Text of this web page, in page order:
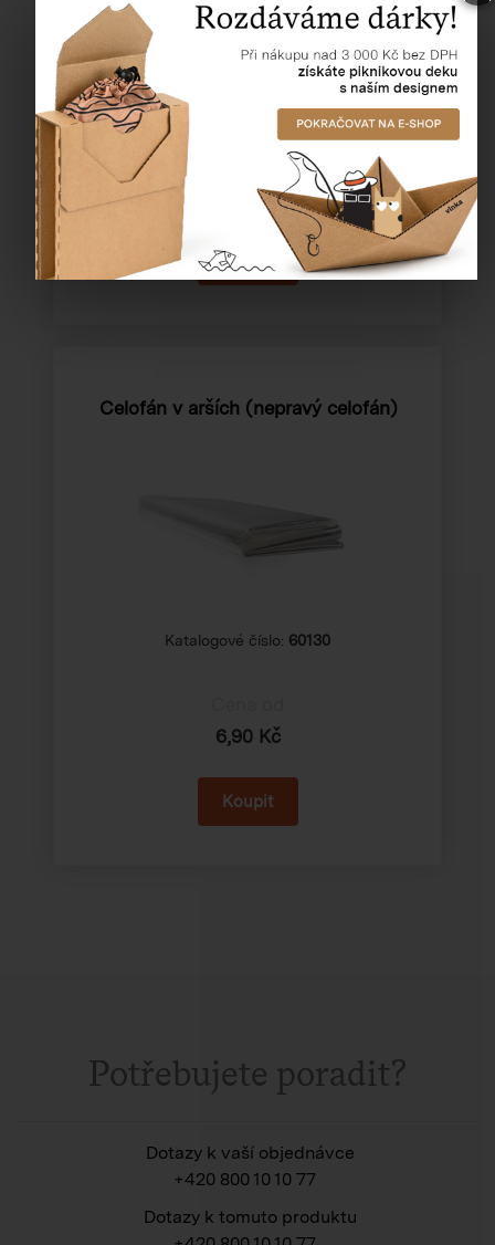
Katalogové číslo:
19,36 Kč
Celofán v arších (nepravý celofán)
Katalogové číslo: 60130
6,90 Kč
Potřebujete poradit?
Dotazy k vaší objednávce
+420 800 10 10 77
Dotazy k tomuto produktu